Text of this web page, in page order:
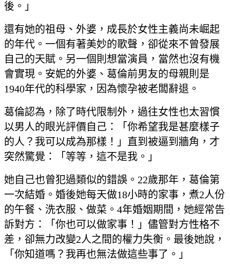
後。」
還有她的祖母、外婆，成長於女性主義尚未崛起
的年代。一個有著美妙的歌聲，卻從來不曾發展
自己的天賦。另一個則想當演員，當然也沒有機
會實現。安妮的外婆、葛倫前男友的母親則是
1940年代的科學家，因為懷孕被老闆辭退。
葛倫認為，除了時代限制外，過往女性也太習慣
以男人的眼光評價自己：「你希望我是甚麼樣子
的人？我可以成為那樣！」直到被逼到牆角，才
突然驚覺：「等等，這不是我。」
她自己也曾犯過類似的錯誤。22歲那年，葛倫第
一次結婚。婚後她每天做18小時的家事，煮2人份
的午餐、洗衣服、做菜。4年婚姻期間，她經常告
訴對方：「你也可以做家事！」儘管對方性格不
差，卻無力改變2人之間的權力失衡。最後她說，
「你知道嗎？我再也無法做這些事了。」